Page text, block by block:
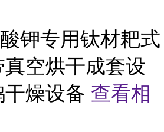
钾专用钛材耙式
空烘干成套设
燥设备 查看相